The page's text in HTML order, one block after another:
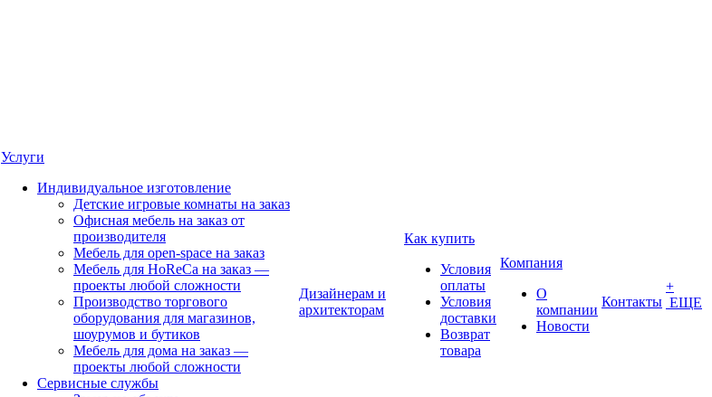
Услуги
Индивидуальное изготовление
Детские игровые комнаты на заказ
Офисная мебель на заказ от
производителя
Мебель для open-space на заказ
Мебель для HoReCa на заказ —
проекты любой сложности
Производство торгового
оборудования для магазинов,
шоурумов и бутиков
Мебель для дома на заказ —
проекты любой сложности
Сервисные службы
Дизайнерам и
архитекторам
Как купить
Условия
оплаты
Условия
доставки
Возврат
товара
Компания
О
компании
Новости
Контакты
+
ЕЩЕ